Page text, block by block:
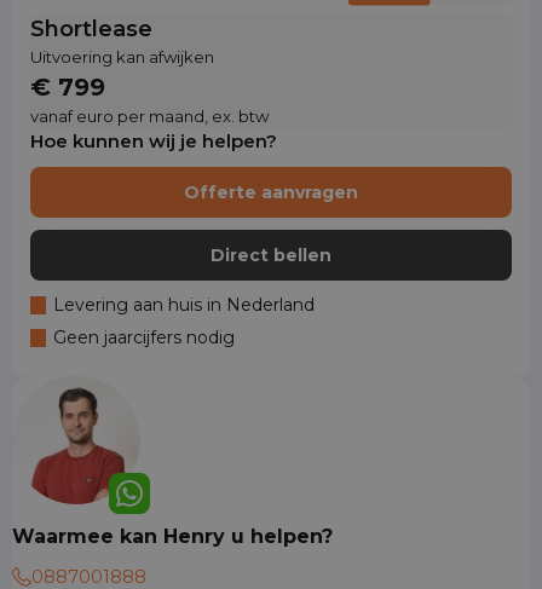
Shortlease
Uitvoering kan afwijken
€ 799
vanaf euro per maand, ex. btw
Hoe kunnen wij je helpen?
Offerte aanvragen
Direct bellen
Levering aan huis in Nederland
Geen jaarcijfers nodig
Waarmee kan Henry u helpen?
0887001888